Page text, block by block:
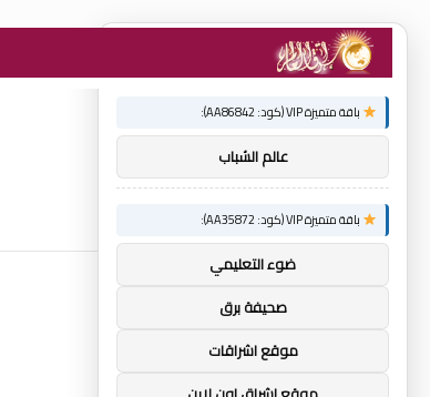
توصيات :
باقة متميزة VIP (كود: AA86842):
عالم الشباب
باقة متميزة VIP (كود: AA35872):
ضوء التعليمي
صحيفة برق
موقع اشراقات